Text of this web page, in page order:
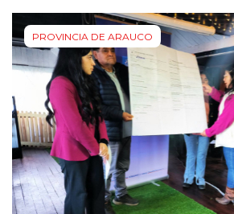
PROVINCIA DE ARAUCO